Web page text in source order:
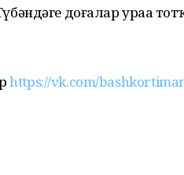
доғалар ураҙа
https://vk.com/